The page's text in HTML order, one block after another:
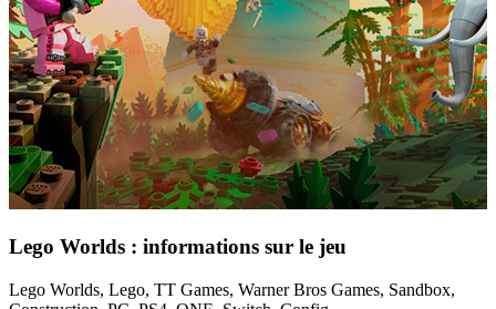
Lego Worlds : informations sur le jeu
Lego Worlds, Lego, TT Games, Warner Bros Games, Sandbox,